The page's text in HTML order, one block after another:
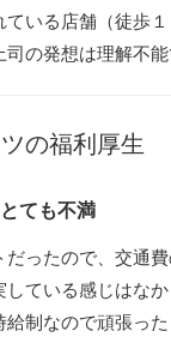
いる店舗（徒歩
の発想は理解不能
の福利厚生
ても不満
だったので、交通
している感じはな
給制なので頑張っ